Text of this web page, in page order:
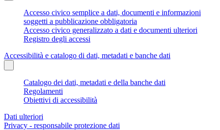
Accesso civico semplice a dati, documenti e informazioni
soggetti a pubblicazione obbligatoria
Accesso civico generalizzato a dati e documenti ulteriori
Registro degli accessi
Accessibilità e catalogo di dati, metadati e banche dati
Catalogo dei dati, metadati e della banche dati
Regolamenti
Obiettivi di accessibilità
Dati ulteriori
Privacy - responsabile protezione dati